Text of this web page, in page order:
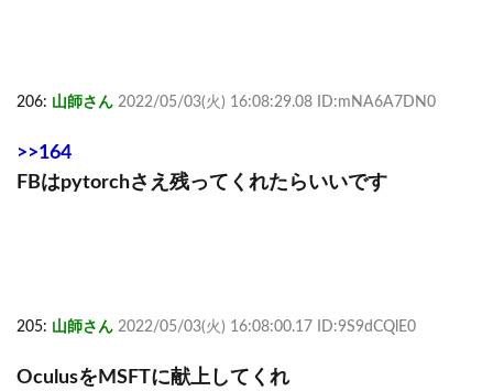
206: 山師さん 2022/05/03(火) 16:08:29.08 ID:mNA6A7DN0
>>164
FBはpytorchさえ残ってくれたらいいです
205: 山師さん 2022/05/03(火) 16:08:00.17 ID:9S9dCQlE0
OculusをMSFTに献上してくれ